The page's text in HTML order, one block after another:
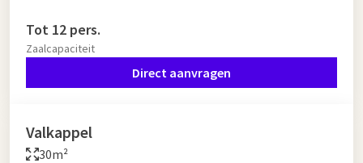
Tot 12 pers.
Zaalcapaciteit
Direct aanvragen
Valkappel
30m²